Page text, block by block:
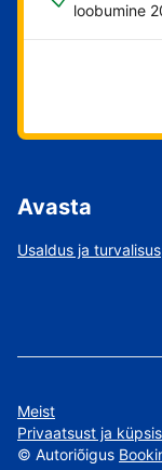
loobumine
Avasta
Usaldus ja turvalisus
Meist
Privaatsust ja
© Autoriõigus